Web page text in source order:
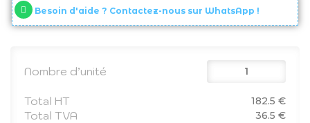
Besoin d'aide ? Contactez-nous sur WhatsApp !
Nombre d’unité
Total HT 182.5 €
Total TVA 36.5 €